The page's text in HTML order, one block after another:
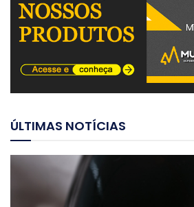
ÚLTIMAS NOTÍCIAS